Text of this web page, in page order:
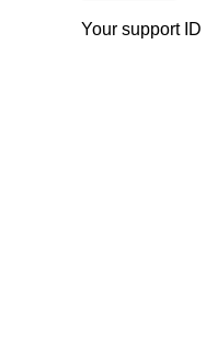
Your support